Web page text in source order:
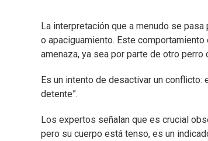
La interpretación que a menudo se pasa
o apaciguamiento. Este comportamiento
amenaza, ya sea por parte de otro perro
Es un intento de desactivar un conflicto:
detente”.
Los expertos señalan que es crucial
pero su cuerpo está tenso, es un